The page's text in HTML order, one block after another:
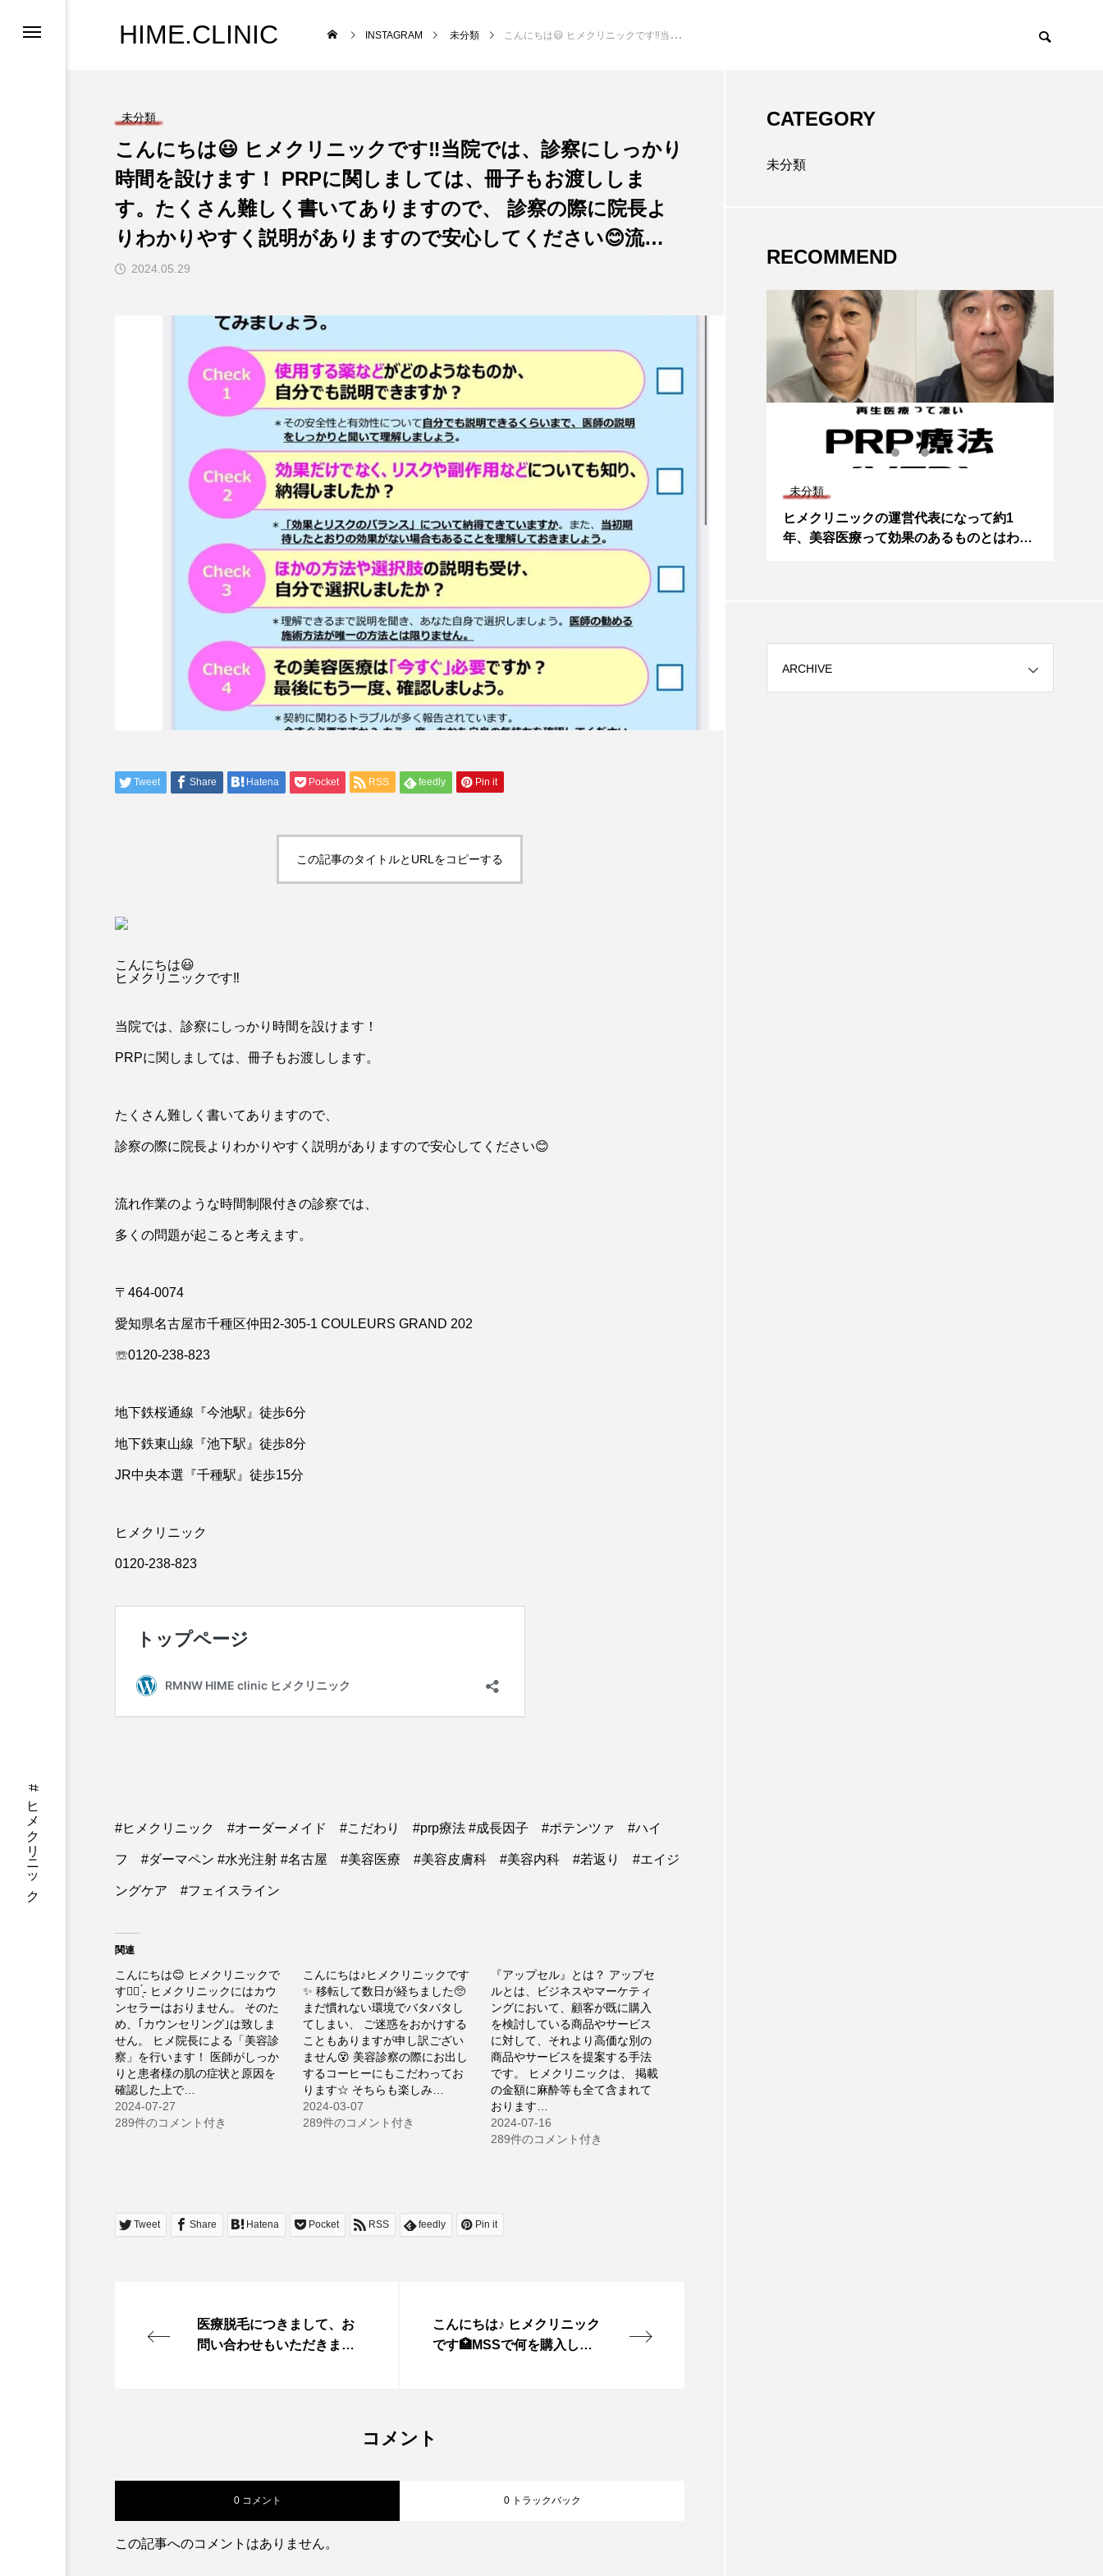
#ヒメクリニック
HIME.CLINIC INSTAGRAM 未分類 こんにちは😃 ヒメクリニックです‼️当院では、診察にしっかり時間を設けます！ PRPに関しましては、冊子もお渡しします。たくさん難しく書いてありますので、 診察の際に院長よりわかりやすく説明がありますので安心してください😊流…
未分類
こんにちは😃 ヒメクリニックです‼️当院では、診察にしっかり
時間を設けます！ PRPに関しましては、冊子もお渡ししま
す。たくさん難しく書いてありますので、 診察の際に院長よ
りわかりやすく説明がありますので安心してください😊流…
2024.05.29
Tweet Share Hatena Pocket RSS feedly Pin it
この記事のタイトルとURLをコピーする
こんにちは😃
ヒメクリニックです‼️
当院では、診察にしっかり時間を設けます！
PRPに関しましては、冊子もお渡しします。
たくさん難しく書いてありますので、
診察の際に院長よりわかりやすく説明がありますので安心してください😊
流れ作業のような時間制限付きの診察では、
多くの問題が起こると考えます。
〒464-0074
愛知県名古屋市千種区仲田2-305-1 COULEURS GRAND 202
☏0120-238-823
地下鉄桜通線『今池駅』徒歩6分
地下鉄東山線『池下駅』徒歩8分
JR中央本選『千種駅』徒歩15分
ヒメクリニック
0120-238-823
#ヒメクリニック #オーダーメイド #こだわり #prp療法 #成長因子 #ポテンツァ #ハイ
フ #ダーマペン #水光注射 #名古屋 #美容医療 #美容皮膚科 #美容内科 #若返り #エイジ
ングケア #フェイスライン
関連
こんにちは😊 ヒメクリニックで
す👍🏻 ̖́-︎ ヒメクリニックにはカウ
ンセラーはおりません。 そのた
め、｢カウンセリング｣は致しま
せん。 ヒメ院長による「美容診
察」を行います！ 医師がしっか
りと患者様の肌の症状と原因を
確認した上で…
2024-07-27
289件のコメント付き
こんにちは♪ヒメクリニックです
✨ 移転して数日が経ちました🥺
まだ慣れない環境でバタバタし
てしまい、 ご迷惑をおかけする
こともありますが申し訳ござい
ません😵 美容診察の際にお出し
するコーヒーにもこだわってお
ります☆ そちらも楽しみ…
2024-03-07
289件のコメント付き
『アップセル』とは？ アップセ
ルとは、ビジネスやマーケティ
ングにおいて、顧客が既に購入
を検討している商品やサービス
に対して、それより高価な別の
商品やサービスを提案する手法
です。 ヒメクリニックは、 掲載
の金額に麻酔等も全て含まれて
おります…
2024-07-16
289件のコメント付き
Tweet Share Hatena Pocket RSS feedly Pin it
医療脱毛につきまして、お
問い合わせもいただきます
ステムにも医療脱毛はあ…
こんにちは♪ ヒメクリニック
です🏥MSSで何を購入して
コメント
0 コメント 0 トラックバック
この記事へのコメントはありません。
CATEGORY
未分類
RECOMMEND
未分類
⁡ 今年のインフルエンザ予防接種のご予約を
開始します。 ⁡ 大人•子供ともに 一回 2,50
0円（自費診療）税込 ⁡ ご予約数には限りが
あります。お早めにお申し込みください。
当院に、美容医療や美容カウンセリングに
お越しの際に、接種できます…
高濃度ビタミンC点滴の製品変更に伴い価
格が変わりました🍋10g… 9,000円 20g…1
4,000円 30g…19,000円※グラム数によっ
ては血液検査が必要な場合がございます。
#ヒメクリニック #高濃度ビタミンc点滴…
未分類
ヒメクリニックの運営代表になって約1
年、美容医療って効果のあるものとはわか
ARCHIVE